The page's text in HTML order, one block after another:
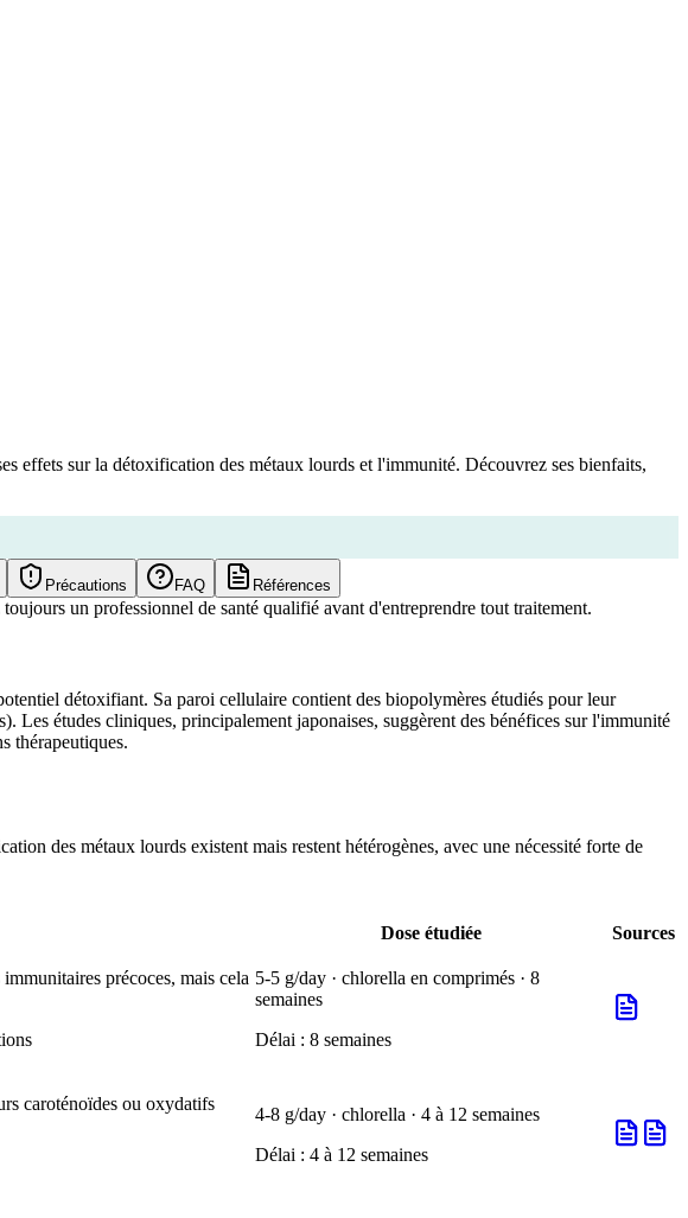
effets sur la détoxification des métaux lourds et l'immunité. Découvrez ses bienfaits,
Précautions FAQ Références
un professionnel de santé qualifié avant d'entreprendre tout traitement.
détoxifiant. Sa paroi cellulaire contient des biopolymères étudiés pour leur
Les études cliniques, principalement japonaises, suggèrent des bénéfices sur l'immunité
thérapeutiques.
des métaux lourds existent mais restent hétérogènes, avec une nécessité forte de
Dose étudiée Sources
précoces, mais cela 5-5 g/day · chlorella en comprimés · 8
semaines
Délai : 8 semaines
caroténoïdes ou oxydatifs
4-8 g/day · chlorella · 4 à 12 semaines
Délai : 4 à 12 semaines